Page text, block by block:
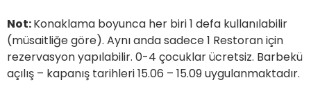
Not:Konaklama boyunca her biri 1 defa kullanılabilir
(müsaitliğe göre). Aynı anda sadece 1 Restoran için
rezervasyon yapılabilir. 0-4 çocuklar ücretsiz. Barbekü
açılış – kapanış tarihleri 15.06 – 15.09 uygulanmaktadır.